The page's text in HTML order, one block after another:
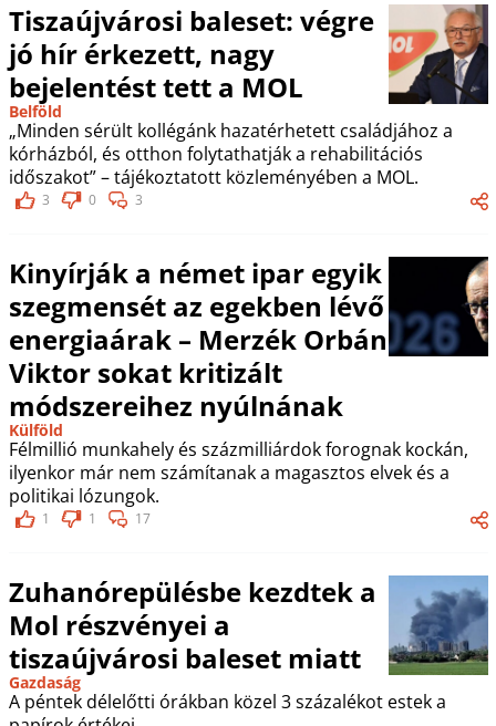
Tiszaújvárosi baleset: végre
jó hír érkezett, nagy
bejelentést tett a MOL
Belföld
„Minden sérült kollégánk hazatérhetett családjához a
kórházból, és otthon folytathatják a rehabilitációs
időszakot” – tájékoztatott közleményében a MOL.
3 0 3
Kinyírják a német ipar egyik
szegmensét az egekben lévő
energiaárak – Merzék Orbán
Viktor sokat kritizált
módszereihez nyúlnának
Külföld
Félmillió munkahely és százmilliárdok forognak kockán,
ilyenkor már nem számítanak a magasztos elvek és a
politikai lózungok.
1 1 17
Zuhanórepülésbe kezdtek a
Mol részvényei a
tiszaújvárosi baleset miatt
Gazdaság
A péntek délelőtti órákban közel 3 százalékot estek a